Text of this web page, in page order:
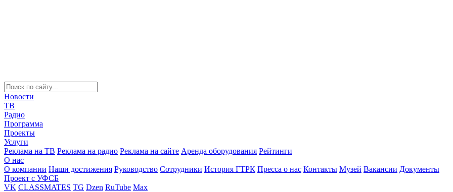
Новости
ТВ
Радио
Программа
Проекты
Услуги
Реклама на ТВ Реклама на радио Реклама на сайте Аренда оборудования Рейтинги
О нас
О компании Наши достижения Руководство Сотрудники История ГТРК Пресса о нас Контакты Музей Вакансии Документы
Проект с УФСБ
VK CLASSMATES TG Dzen RuTube Max